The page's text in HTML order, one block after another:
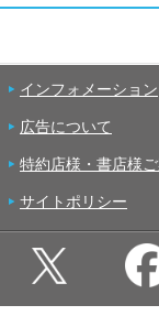
インフォメーション
広告について
特約店様・書店様
サイトポリシー